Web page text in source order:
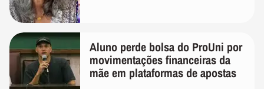
Aluno perde bolsa do ProUni por
movimentações financeiras da
mãe em plataformas de apostas